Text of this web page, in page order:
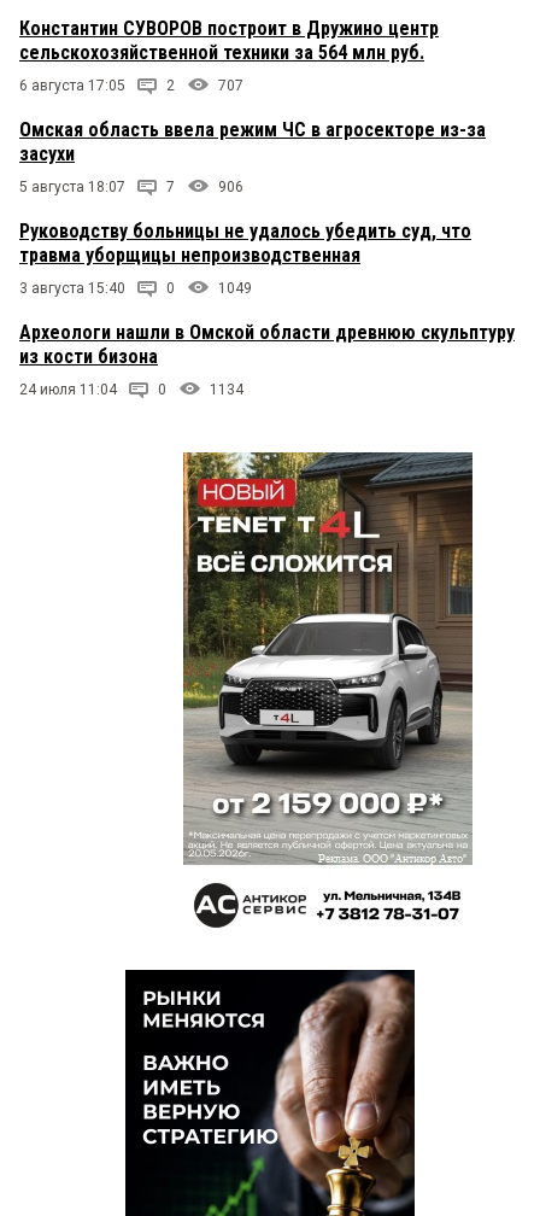
Константин СУВОРОВ построит в Дружино центр
сельскохозяйственной техники за 564 млн руб.
6 августа 17:05 2 707
Омская область ввела режим ЧС в агросекторе из-за
засухи
5 августа 18:07 7 906
Руководству больницы не удалось убедить суд, что
травма уборщицы непроизводственная
3 августа 15:40 0 1049
Археологи нашли в Омской области древнюю скульптуру
из кости бизона
24 июля 11:04 0 1134